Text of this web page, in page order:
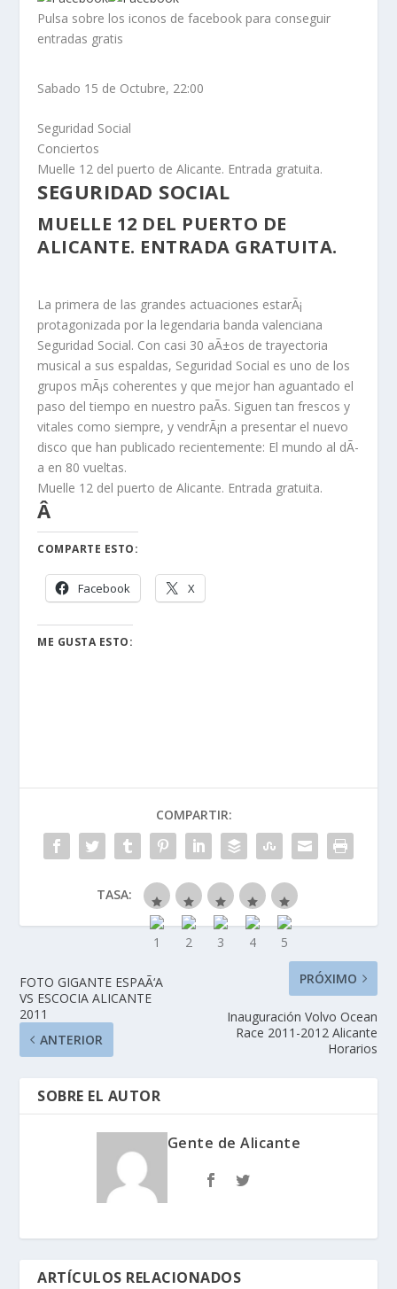
Pulsa sobre los iconos de facebook para conseguir
entradas gratis
Sabado 15 de Octubre, 22:00
Seguridad Social
Conciertos
Muelle 12 del puerto de Alicante. Entrada gratuita.
SEGURIDAD SOCIAL
MUELLE 12 DEL PUERTO DE
ALICANTE. ENTRADA GRATUITA.
La primera de las grandes actuaciones estarÃ¡
protagonizada por la legendaria banda valenciana
Seguridad Social. Con casi 30 aÃ±os de trayectoria
musical a sus espaldas, Seguridad Social es uno de los
grupos mÃ¡s coherentes y que mejor han aguantado el
paso del tiempo en nuestro paÃ­s. Siguen tan frescos y
vitales como siempre, y vendrÃ¡n a presentar el nuevo
disco que han publicado recientemente: El mundo al dÃ­
a en 80 vueltas.
Muelle 12 del puerto de Alicante. Entrada gratuita.
Â
COMPARTE ESTO:
Facebook X
ME GUSTA ESTO:
COMPARTIR:
TASA:
FOTO GIGANTE ESPAÃ‘A
VS ESCOCIA ALICANTE
2011
ANTERIOR
PRÓXIMO
Inauguración Volvo Ocean
Race 2011-2012 Alicante
Horarios
SOBRE EL AUTOR
Gente de Alicante
ARTÍCULOS RELACIONADOS